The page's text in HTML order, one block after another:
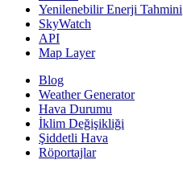
Yenilenebilir Enerji Tahmini
SkyWatch
API
Map Layer
Blog
Weather Generator
Hava Durumu
İklim Değişikliği
Şiddetli Hava
Röportajlar